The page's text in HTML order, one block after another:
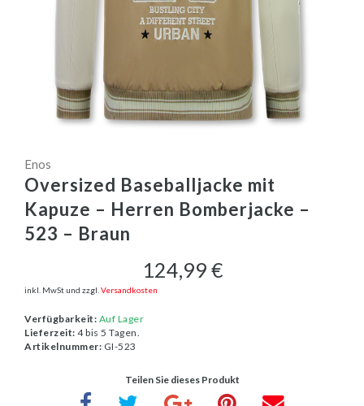
Enos
Oversized Baseballjacke mit
Kapuze – Herren Bomberjacke –
523 – Braun
124,99 €
inkl. MwSt und zzgl. Versandkosten
Verfügbarkeit: Auf Lager
Lieferzeit: 4 bis 5 Tagen.
Artikelnummer: GI-523
Teilen Sie dieses Produkt